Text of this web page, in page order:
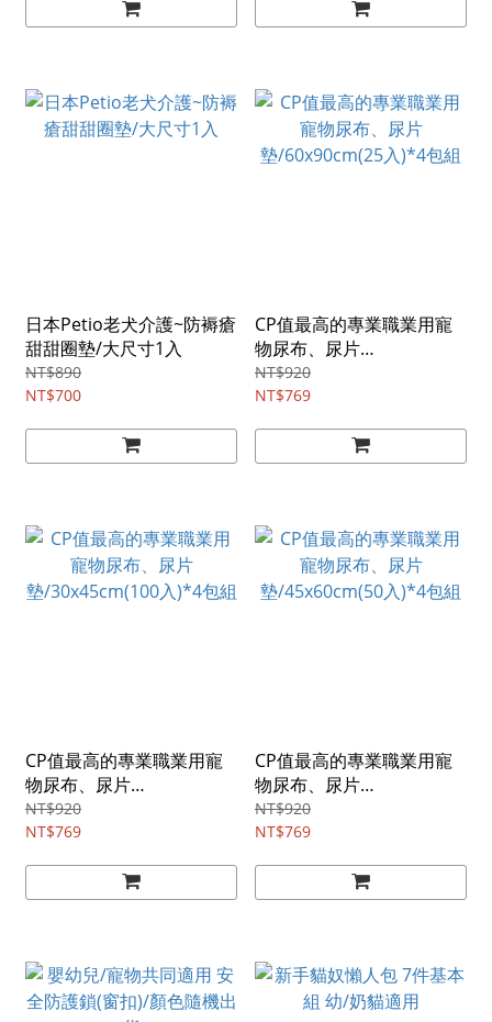
日本Petio老犬介護~防褥瘡
甜甜圈墊/大尺寸1入
NT$890
NT$700
CP值最高的專業職業用寵
物尿布、尿片
墊/60x90cm(25入)*4包組
NT$920
NT$769
CP值最高的專業職業用寵
物尿布、尿片
墊/30x45cm(100入)*4包組
NT$920
NT$769
CP值最高的專業職業用寵
物尿布、尿片
墊/45x60cm(50入)*4包組
NT$920
NT$769